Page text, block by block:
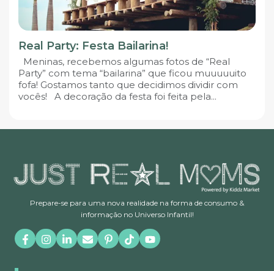
Real Party: Festa Bailarina!
Meninas, recebemos algumas fotos de “Real
Party” com tema “bailarina” que ficou muuuuuito
fofa! Gostamos tanto que decidimos dividir com
vocês! A decoração da festa foi feita pela...
Prepare-se para uma nova realidade na forma de consumo &
informação no Universo Infantil!